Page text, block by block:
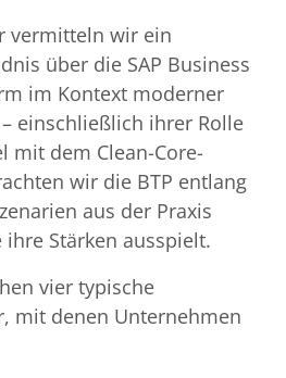
vermitteln wir ein
über die SAP Business
im Kontext moderner
einschließlich ihrer Rolle
mit dem Clean-Core-
wir die BTP entlang
aus der Praxis
Stärken ausspielt.
vier typische
mit denen Unternehmen